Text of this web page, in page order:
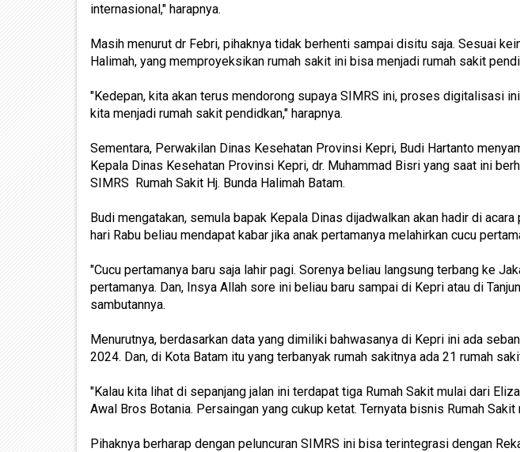
internasional," harapnya.
Masih menurut dr Febri, pihaknya tidak berhenti sampai disitu saja. Sesuai
Halimah, yang memproyeksikan rumah sakit ini bisa menjadi rumah sakit
"Kedepan, kita akan terus mendorong supaya SIMRS ini, proses digitalisasi
kita menjadi rumah sakit pendidkan," harapnya.
Sementara, Perwakilan Dinas Kesehatan Provinsi Kepri, Budi Hartanto
Kepala Dinas Kesehatan Provinsi Kepri, dr. Muhammad Bisri yang saat ini
SIMRS Rumah Sakit Hj. Bunda Halimah Batam.
Budi mengatakan, semula bapak Kepala Dinas dijadwalkan akan hadir di acara
hari Rabu beliau mendapat kabar jika anak pertamanya melahirkan cucu
"Cucu pertamanya baru saja lahir pagi. Sorenya beliau langsung terbang ke
pertamanya. Dan, Insya Allah sore ini beliau baru sampai di Kepri atau di
sambutannya.
Menurutnya, berdasarkan data yang dimiliki bahwasanya di Kepri ini ada
2024. Dan, di Kota Batam itu yang terbanyak rumah sakitnya ada 21 rumah
"Kalau kita lihat di sepanjang jalan ini terdapat tiga Rumah Sakit mulai dari
Awal Bros Botania. Persaingan yang cukup ketat. Ternyata bisnis Rumah Sakit
Pihaknya berharap dengan peluncuran SIMRS ini bisa terintegrasi dengan